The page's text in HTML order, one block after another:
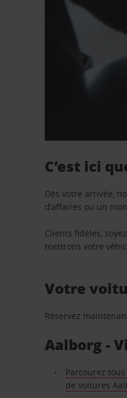
C’est ici
Dès votre arrivée,
d’affaires ou un
Clients fidèles,
mettrons votre
Votre
Réservez
Aalborg -
Parcourez
de voitures